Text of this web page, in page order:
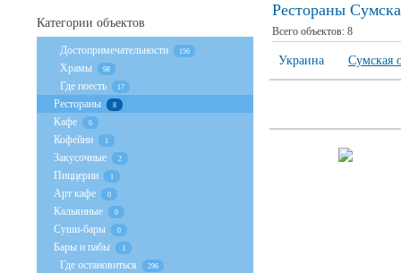
Рестораны
Всего объектов: 8
Украина Сумская
Категории объектов
Достопримечательности 156
Храмы 98
Где поесть 17
Рестораны 8
Кафе 6
Кофейни 1
Закусочные 2
Пиццерии 1
Арт кафе 0
Кальянные 0
Суши-бары 0
Бары и пабы 3
Где остановиться 296